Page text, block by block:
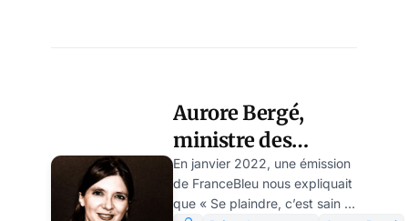
Aurore Bergé,
ministre des
Chialantes et du
Divorce – par
En janvier 2022, une émission
de FranceBleu nous expliquait
que « Se plaindre, c’est sain !